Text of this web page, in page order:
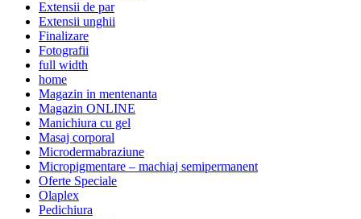
Extensii de par
Extensii unghii
Finalizare
Fotografii
full width
home
Magazin in mentenanta
Magazin ONLINE
Manichiura cu gel
Masaj corporal
Microdermabraziune
Micropigmentare – machiaj semipermanent
Oferte Speciale
Olaplex
Pedichiura